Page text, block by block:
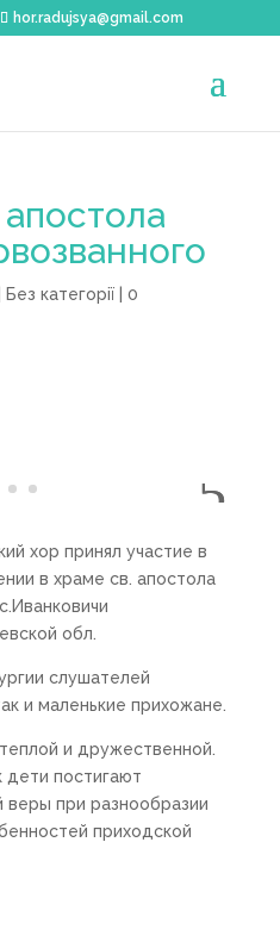
hor.radujsya@gmail.com
Без категорії| 0
хор принял участие в
в храме св. апостола
обл.
слушателей
и маленькие прихожане.
и дружественной.
дети постигают
веры при разнообразии
приходской